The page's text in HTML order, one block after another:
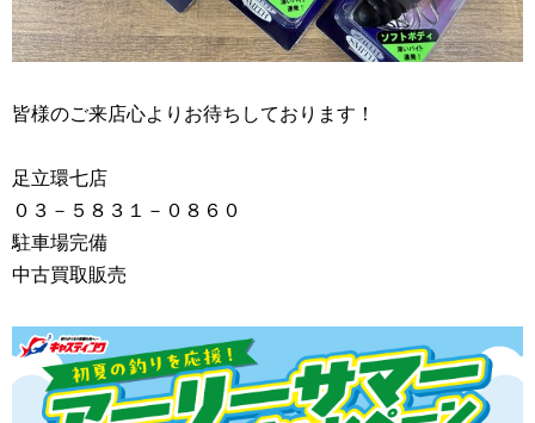
皆様のご来店心よりお待ちしております！
足立環七店
０３－５８３１－０８６０
駐車場完備
中古買取販売